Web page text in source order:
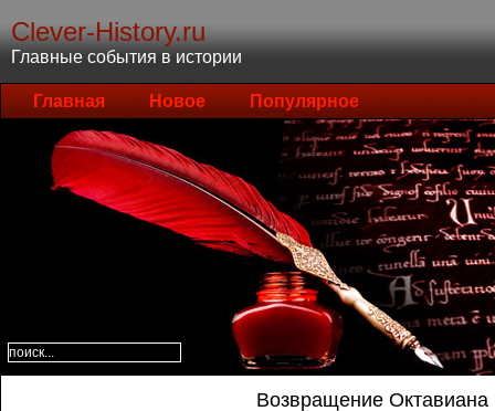
Clever-History.ru
Главные события в истории
Главная Новое Популярное
Возвращение Октавиана